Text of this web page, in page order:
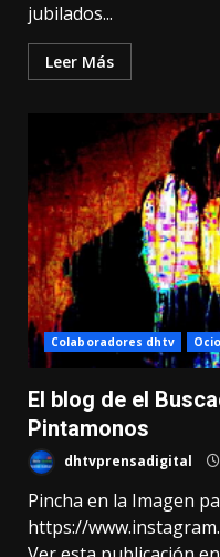
jubilados...
Leer Más
Colaboradores dhtv Ocio
El blog de el
Pintamonos
dhtvprensadigital
Pincha en la Imagen
https://